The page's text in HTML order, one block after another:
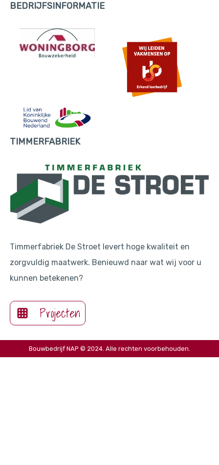
BEDRIJFSINFORMATIE
TIMMERFABRIEK
Timmerfabriek De Stroet levert hoge kwaliteit en
zorgvuldig maatwerk. Benieuwd naar wat wij voor u
kunnen betekenen?
Projecten
Bouwbedrijf NAP © 2024. Alle rechten voorbehouden.